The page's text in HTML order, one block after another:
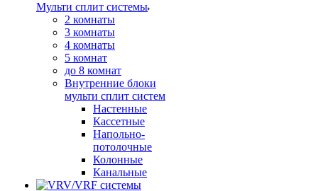
Мульти сплит системы
2 комнаты
3 комнаты
4 комнаты
5 комнат
до 8 комнат
Внутренние блоки
мульти сплит систем
Настенные
Кассетные
Напольно-
потолочные
Колонные
Канальные